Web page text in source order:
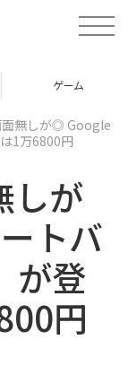
t
o
v
n
ゲーム
面無しが◎ Google
1万6800円
しが
トバ
が登
円